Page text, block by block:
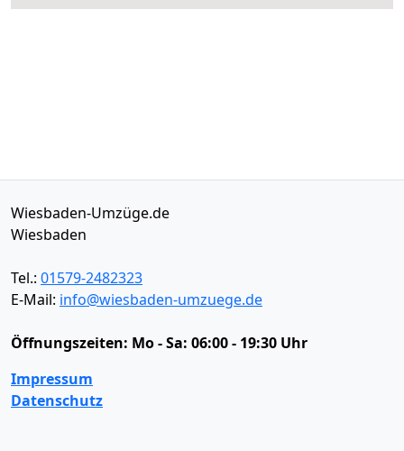
Wiesbaden-Umzüge.de
Wiesbaden
Tel.: 01579-2482323
E-Mail: info@wiesbaden-umzuege.de
Öffnungszeiten: Mo - Sa: 06:00 - 19:30 Uhr
Impressum
Datenschutz